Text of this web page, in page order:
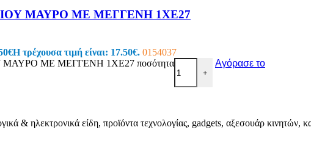
– Air Conditioner
ΜΑΥΡΟ ΜΕ ΜΕΓΓΕΝΗ 1ΧΕ27
€Η τρέχουσα τιμή είναι: 17.50€. 0154037
ΜΑΥΡΟ ΜΕ ΜΕΓΓΕΝΗ 1ΧΕ27 ποσότητα
+
Αγόρασε το
& ηλεκτρονικά είδη, προϊόντα τεχνολογίας, gadgets, αξεσουάρ κινητών,